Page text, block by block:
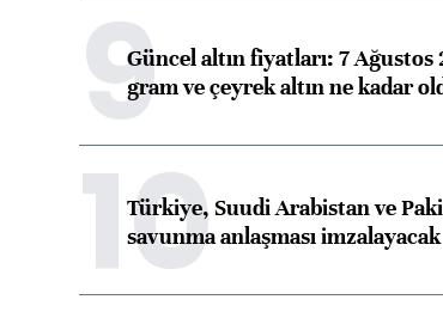
9Güncel altın fiyatları: 7 Ağustos
gram ve çeyrek altın ne kadar
10
Türkiye, Suudi Arabistan ve
savunma anlaşması imzalayacak